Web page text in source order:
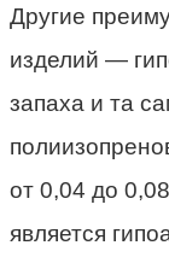
Другие
изделий —
запаха и та
от 0,04 до
является